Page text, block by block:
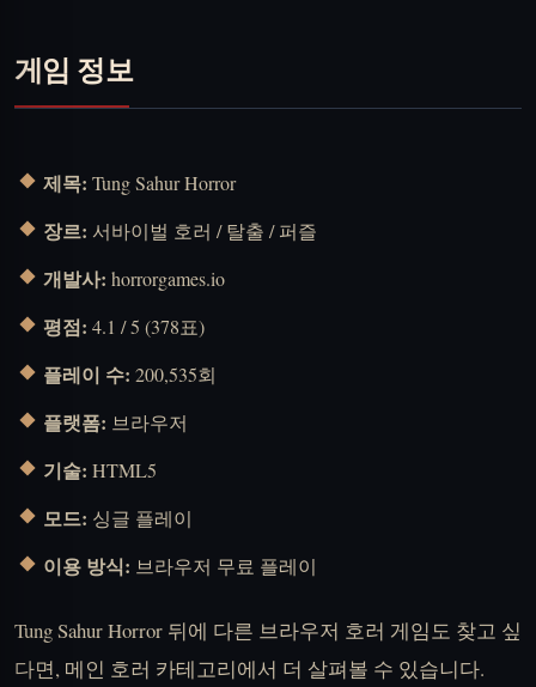
게임 정보
제목: Tung Sahur Horror
장르: 서바이벌 호러 / 탈출 / 퍼즐
개발사: horrorgames.io
평점: 4.1 / 5 (378표)
플레이 수: 200,535회
플랫폼: 브라우저
기술: HTML5
모드: 싱글 플레이
이용 방식: 브라우저 무료 플레이
Tung Sahur Horror 뒤에 다른 브라우저 호러 게임도 찾고 싶
다면, 메인 호러 카테고리에서 더 살펴볼 수 있습니다.